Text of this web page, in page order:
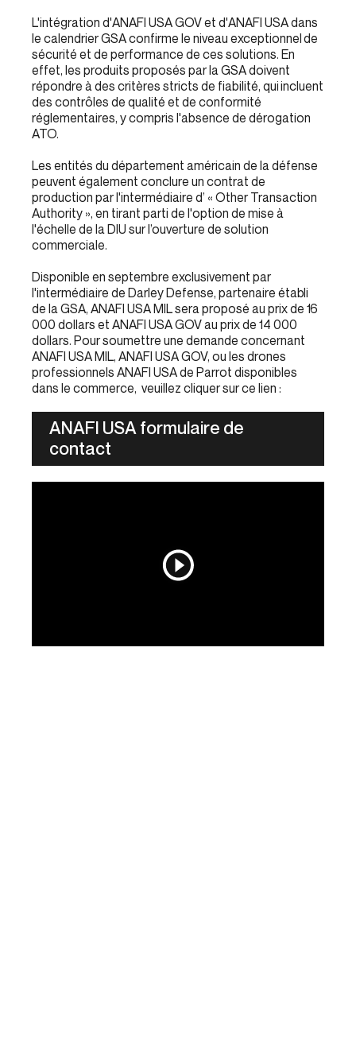
L'intégration d'ANAFI USA GOV et d'ANAFI USA dans
le calendrier GSA confirme le niveau exceptionnel de
sécurité et de performance de ces solutions. En
effet, les produits proposés par la GSA doivent
répondre à des critères stricts de fiabilité, qui incluent
des contrôles de qualité et de conformité
réglementaires, y compris l'absence de dérogation
ATO.
Les entités du département américain de la défense
peuvent également conclure un contrat de
production par l'intermédiaire d’ « Other Transaction
Authority », en tirant parti de l'option de mise à
l'échelle de la DIU sur l’ouverture de solution
commerciale.
Disponible en septembre exclusivement par
l'intermédiaire de Darley Defense, partenaire établi
de la GSA, ANAFI USA MIL sera proposé au prix de 16
000 dollars et ANAFI USA GOV au prix de 14 000
dollars. Pour soumettre une demande concernant
ANAFI USA MIL, ANAFI USA GOV, ou les drones
professionnels ANAFI USA de Parrot disponibles
dans le commerce, veuillez cliquer sur ce lien :
ANAFI USA formulaire de
contact